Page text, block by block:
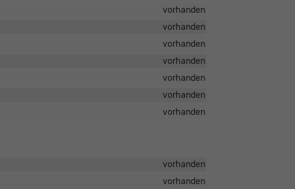
vorhanden
vorhanden
vorhanden
vorhanden
vorhanden
vorhanden
vorhanden
vorhanden
vorhanden